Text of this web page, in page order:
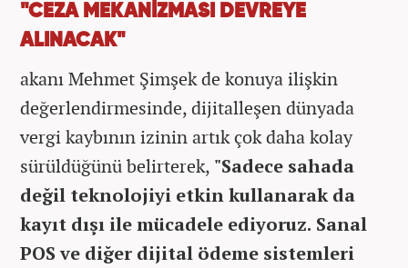
"CEZA MEKANİZMASI DEVREYE
ALINACAK"
akanı Mehmet Şimşek de konuya ilişkin
değerlendirmesinde, dijitalleşen dünyada
vergi kaybının izinin artık çok daha kolay
sürüldüğünü belirterek, "Sadece sahada
değil teknolojiyi etkin kullanarak da
kayıt dışı ile mücadele ediyoruz. Sanal
POS ve diğer dijital ödeme sistemleri